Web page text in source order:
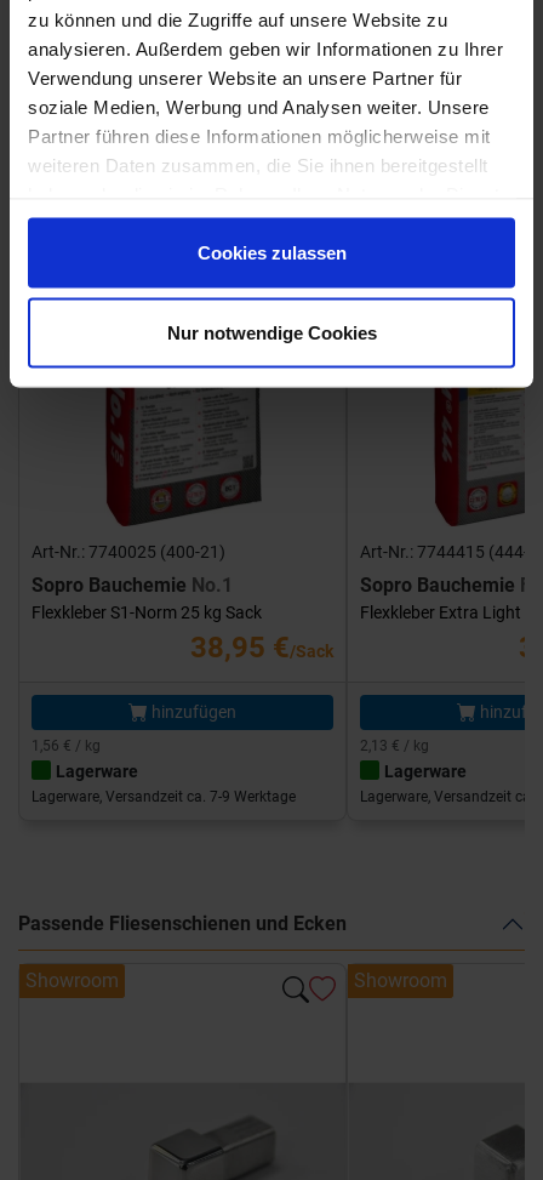
zu können und die Zugriffe auf unsere Website zu
analysieren. Außerdem geben wir Informationen zu Ihrer
Verwendung unserer Website an unsere Partner für
soziale Medien, Werbung und Analysen weiter. Unsere
Partner führen diese Informationen möglicherweise mit
weiteren Daten zusammen, die Sie ihnen bereitgestellt
gesammelt haben.
Cookies zulassen
Nur notwendige Cookies
Weitere Serien von Coem
Fliesenkleber
Art-Nr.: 7740025 (400-21)
Sopro Bauchemie No.1
Flexkleber S1-Norm 25 kg Sack
38,95 €/Sack
hinzufügen
1,56 € / kg
Lagerware
Lagerware, Versandzeit ca. 7-9 Werktage
Art-Nr.: 7744415 (444-
Sopro Bauchemie
Flexkleber Extra Light
2,13 € / kg
Lagerware
Lagerware, Versandzeit ca.
Passende Fliesenschienen und Ecken
Showroom Showroom